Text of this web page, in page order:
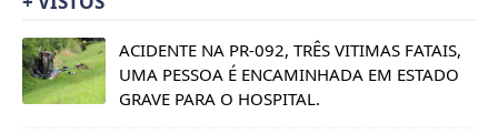
ACIDENTE NA PR-092, TRÊS VITIMAS FATAIS,
UMA PESSOA É ENCAMINHADA EM ESTADO
GRAVE PARA O HOSPITAL.